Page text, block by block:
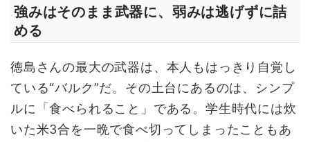
強みはそのまま武器に、弱みは逃げずに詰
める
徳島さんの最大の武器は、本人もはっきり自覚し
ている“バルク”だ。その土台にあるのは、シンプ
ルに「食べられること」である。学生時代には炊
いた米3合を一晩で食べ切ってしまったこともあ